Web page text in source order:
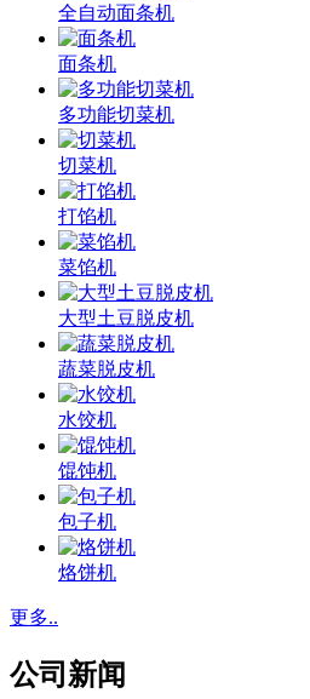
全自动面条机
面条机
多功能切菜机
切菜机
打馅机
菜馅机
大型土豆脱皮机
蔬菜脱皮机
水饺机
馄饨机
包子机
烙饼机
更多..
公司新闻